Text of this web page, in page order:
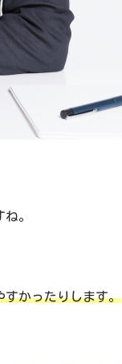
。
すかったりします。